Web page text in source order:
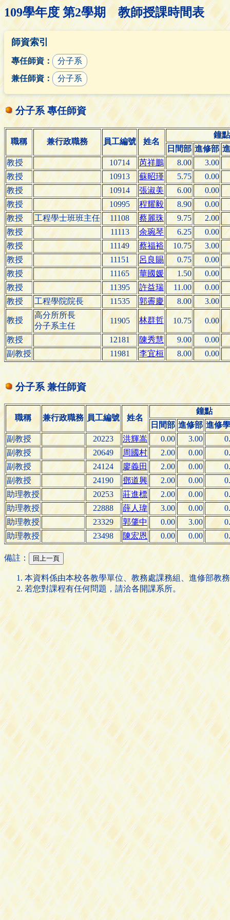
109學年度 第2學期 教師授課時間表
師資索引
專任師資：
分子系
兼任師資：
分子系
分子系 專任師資
職稱 兼行政職務 員工編號 姓名
鐘點
日間部 進修部
教授
10714 芮祥鵬 8.00
3.00
教授
10913 蘇昭瑾 5.75
0.00
教授
10914 張淑美 6.00
0.00
教授
10995 程耀毅 8.90
0.00
教授
工程學士班班主任 11108 蔡麗珠 9.75
2.00
教授
11113 余琬琴 6.25
0.00
教授
11149 蔡福裕 10.75
3.00
教授
11151 呂良賜 0.75
0.00
教授
11165 華國媛 1.50
0.00
教授
11395 許益瑞 11.00
0.00
教授
工程學院院長 11535 郭霽慶 8.00 3.00
教授
高分所所長
分子系主任
11905 林群哲 10.75 0.00
教授 12181 陳秀慧 9.00
0.00
副教授
11981 李宜桓 8.00 0.00
分子系 兼任師資
職稱 兼行政職務 員工編號 姓名
鐘點
日間部 進修部 進修
副教授
20223 洪輝嵩 0.00 3.00
副教授
20649 周國村 2.00 0.00
副教授
24124 廖義田 2.00 0.00
副教授
24190 鄧道興 2.00 0.00
助理教授
20253 莊進標 2.00 0.00
助理教授
22888 薛人瑋 3.00 0.00
助理教授
23329 郭肇中 0.00 3.00
助理教授
23498 陳宏恩 0.00 0.00
備註：
本資料係由本校各教學單位、教務處課務組、進修部教
若您對課程有任何問題，請洽各開課系所。